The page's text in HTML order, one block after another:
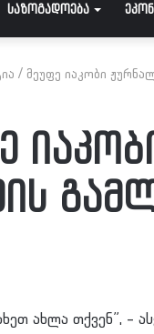
საზოგადოება
/ მეუფე იაკობი
ახლა თქვენ”, –